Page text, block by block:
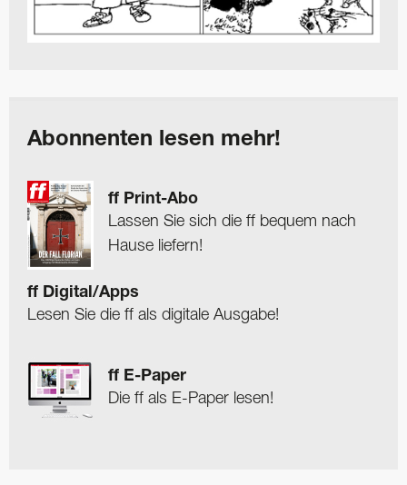
Abonnenten lesen mehr!
ff Print-Abo
Lassen Sie sich die ff bequem nach
Hause liefern!
ff Digital/Apps
Lesen Sie die ff als digitale Ausgabe!
ff E-Paper
Die ff als E-Paper lesen!